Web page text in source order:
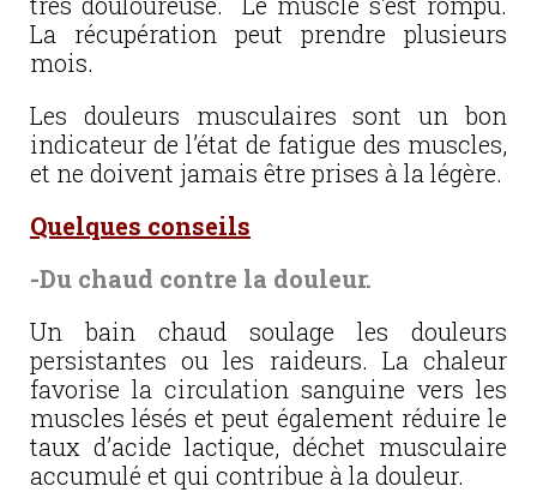
La récupération peut prendre plusieurs
mois.
Les douleurs musculaires sont un bon
indicateur de l’état de fatigue des muscles,
et ne doivent jamais être prises à la légère.
Quelques conseils
-Du chaud contre la douleur.
Un bain chaud soulage les douleurs
persistantes ou les raideurs. La chaleur
favorise la circulation sanguine vers les
muscles lésés et peut également réduire le
taux d’acide lactique, déchet musculaire
accumulé et qui contribue à la douleur.